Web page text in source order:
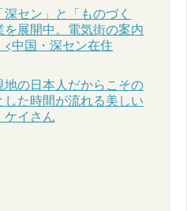
深セン」と「ものづく
展開中。電気街の案内
中国・深セン在住
地の日本人だからこその
た時間が流れる美しい
ケイさん